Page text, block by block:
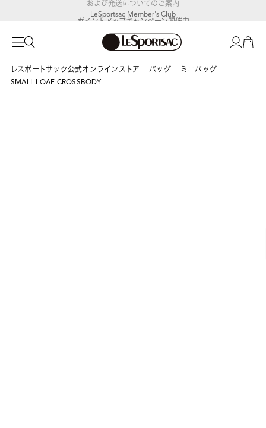
LeSportsac Member's Club
ポイントアップキャンペーン開催中
レスポートサック公式オンラインストア バッグ
ミニバッグ
SMALL LOAF CROSSBODY